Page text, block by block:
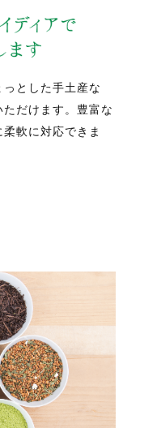
とした手土産な
だけます。豊富な
軟に対応できま